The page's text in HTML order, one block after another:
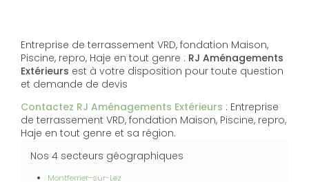
Entreprise de terrassement VRD, fondation Maison,
Piscine, repro, Haje en tout genre : RJ Aménagements
Extérieurs est à votre disposition pour toute question
et demande de devis
Contactez RJ Aménagements Extérieurs : Entreprise
de terrassement VRD, fondation Maison, Piscine, repro,
Haje en tout genre et sa région.
Nos 4 secteurs géographiques
Montferrier-sur-Lez